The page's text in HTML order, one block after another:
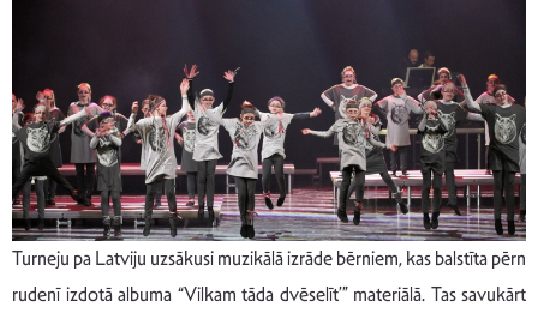
Turneju pa Latviju uzsākusi muzikālā izrāde bērniem, kas balstīta pērn
rudenī izdotā albuma “Vilkam tāda dvēselīt’” materiālā. Tas savukārt